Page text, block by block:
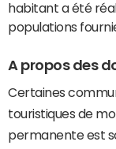
habitant a été
populations
A propos des
Certaines
touristiques de
permanente est